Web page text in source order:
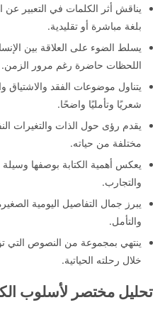
يناقش أثر الكلمات في التعبير
بلغة مباشرة أو تقليدية.
يسلط الضوء على العلاقة بين
اللحظات حاضرة رغم مرور الزمن.
يتناول موضوعات الفقد
شعريًا وتأمليًا واضحًا.
يقدم رؤى حول الذات والتغيرات
مختلفة من حياته.
يعكس أهمية الكتابة بوصفها وسيلة
والتجارب.
يبرز جمال التفاصيل اليومية
والتأمل.
ينتهي بمجموعة من النصوص التي
خلال رحلته الحياتية.
تحليل مختصر لأسلوب